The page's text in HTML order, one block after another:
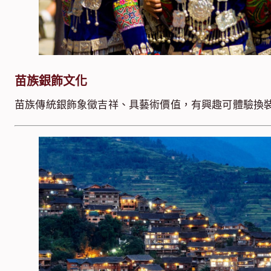
苗族銀飾文化
苗族傳統銀飾象徵吉祥、具藝術價值，有興趣可體驗換